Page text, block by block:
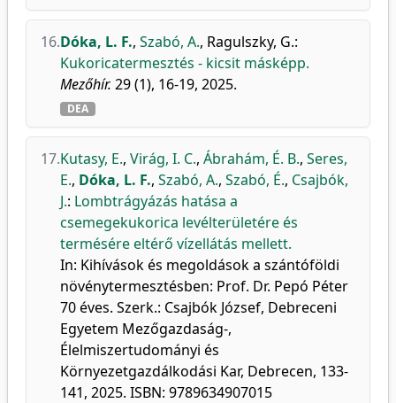
16.Dóka, L. F., Szabó, A., Ragulszky, G.:
Kukoricatermesztés - kicsit másképp.
Mezőhír. 29 (1), 16-19, 2025.
DEA
17.Kutasy, E., Virág, I. C., Ábrahám, É. B., Seres,
E., Dóka, L. F., Szabó, A., Szabó, É., Csajbók,
J.: Lombtrágyázás hatása a
csemegekukorica levélterületére és
termésére eltérő vízellátás mellett.
In: Kihívások és megoldások a szántóföldi
növénytermesztésben: Prof. Dr. Pepó Péter
70 éves. Szerk.: Csajbók József, Debreceni
Egyetem Mezőgazdaság-,
Élelmiszertudományi és
Környezetgazdálkodási Kar, Debrecen, 133-
141, 2025. ISBN: 9789634907015